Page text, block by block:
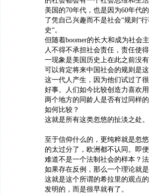
美国的70年代，也是因为60年代
了凭自己兴趣而不是社会“规则“
史“。
但随着boomer的长大和成为社会
人不得不承担社会责任，责任使
一现象是美国历史上在此之前没有
可以肯定将来中国社会的规则是
这一代人产生，因为他们试过了
好事。人们如今比较创造力喜欢
两个地方的同龄人是否有过同样
如何比较？
这就是所有这类忽悠的扯淡之处。
至于信仰什么的，更纯粹就是忽
的太过分了，欧洲都不认同。即
难道不是一个法制社会的样本？
如果存在反例，那么一个理论就
这就是这个所谓的希拉里的观点
发明的，而是很早就有了。